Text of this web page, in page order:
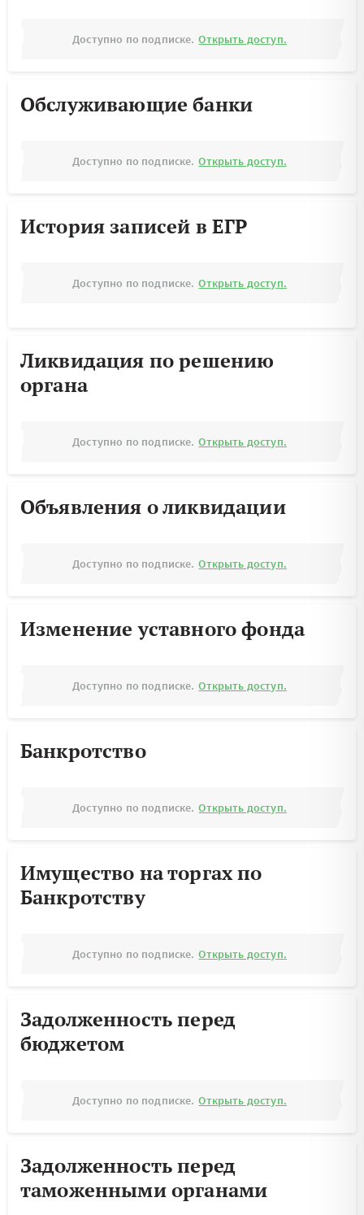
Доступно по подписке. Открыть доступ.
Обслуживающие банки
Доступно по подписке. Открыть доступ.
История записей в ЕГР
Доступно по подписке. Открыть доступ.
Ликвидация по решению
органа
Доступно по подписке. Открыть доступ.
Объявления о ликвидации
Доступно по подписке. Открыть доступ.
Изменение уставного фонда
Доступно по подписке. Открыть доступ.
Банкротство
Доступно по подписке. Открыть доступ.
Имущество на торгах по
Банкротству
Доступно по подписке. Открыть доступ.
Задолженность перед
бюджетом
Доступно по подписке. Открыть доступ.
Задолженность перед
таможенными органами